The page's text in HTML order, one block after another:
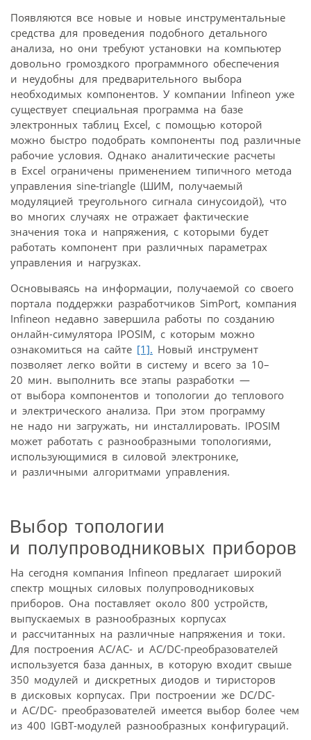
Появляются все новые и новые инструментальные
средства для проведения подобного детального
анализа, но они требуют установки на компьютер
довольно громоздкого программного обеспечения
и неудобны для предварительного выбора
необходимых компонентов. У компании Infineon уже
существует специальная программа на базе
электронных таблиц Excel, с помощью которой
можно быстро подобрать компоненты под различные
рабочие условия. Однако аналитические расчеты
в Excel ограничены применением типичного метода
управления sine-triangle (ШИМ, получаемый
модуляцией треугольного сигнала синусоидой), что
во многих случаях не отражает фактические
значения тока и напряжения, с которыми будет
работать компонент при различных параметрах
управления и нагрузках.
Основываясь на информации, получаемой со своего
портала поддержки разработчиков SimPort, компания
Infineon недавно завершила работы по созданию
онлайн-симулятора IPOSIM, с которым можно
ознакомиться на сайте [1]. Новый инструмент
позволяет легко войти в систему и всего за 10–
20 мин. выполнить все этапы разработки —
от выбора компонентов и топологии до теплового
и электрического анализа. При этом программу
не надо ни загружать, ни инсталлировать. IPOSIM
может работать с разнообразными топологиями,
использующимися в силовой электронике,
и различными алгоритмами управления.
Выбор топологии
и полупроводниковых приборов
На сегодня компания Infineon предлагает широкий
спектр мощных силовых полупроводниковых
приборов. Она поставляет около 800 устройств,
выпускаемых в разнообразных корпусах
и рассчитанных на различные напряжения и токи.
Для построения AC/AC- и AC/DC-преобразователей
используется база данных, в которую входит свыше
350 модулей и дискретных диодов и тиристоров
в дисковых корпусах. При построении же DC/DC-
и AC/DC- преобразователей имеется выбор более чем
из 400 IGBT-модулей разнообразных конфигураций.